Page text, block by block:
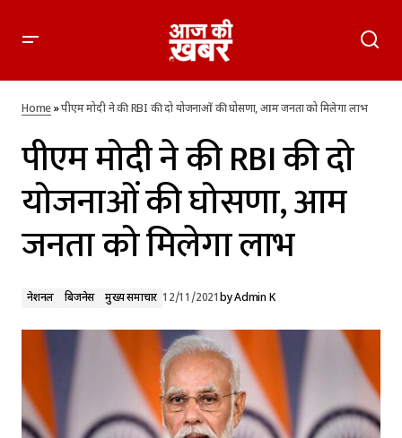
लाभ
Home»पीएम मोदी ने की RBI की दो योजनाओं की घोसणा, आम जनता को मिलेगा लाभ
पीएम मोदी ने की RBI की दो
योजनाओं की घोसणा, आम
जनता को मिलेगा लाभ
नेशनल बिजनेस मुख्य समाचार 12/11/2021byAdmin K